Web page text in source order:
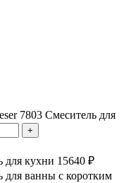
7803 Смеситель для
для кухни 15640 ₽
для ванны с коротким